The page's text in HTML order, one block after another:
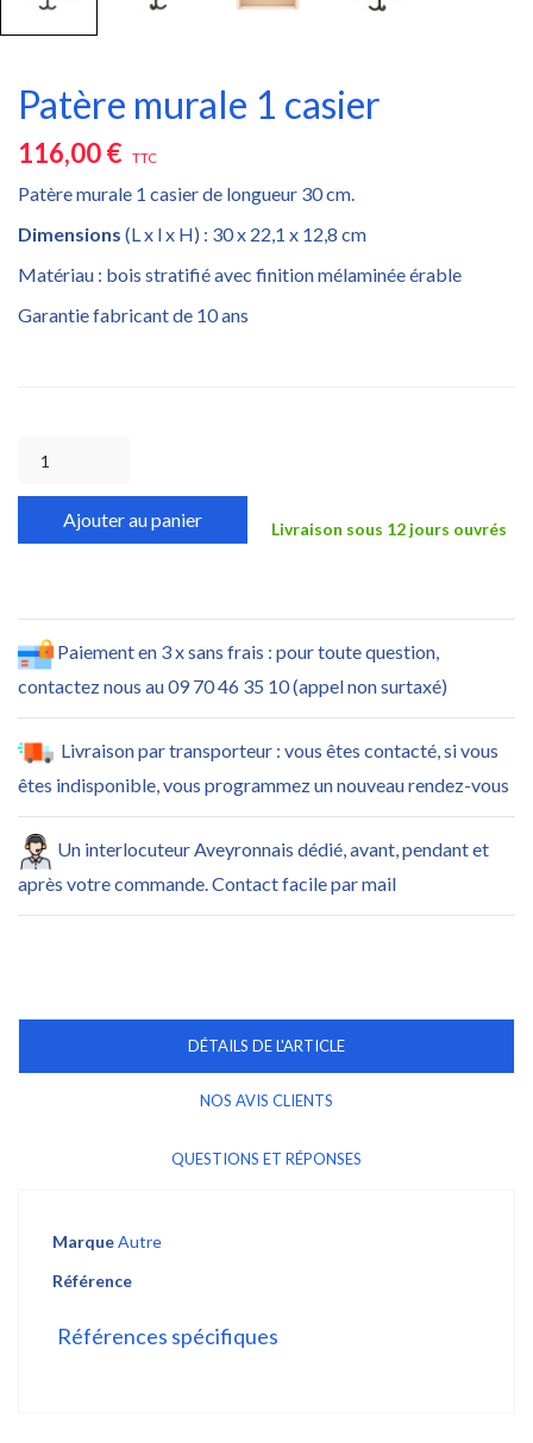
Patère murale 1 casier
116,00 € TTC
Patère murale 1 casier de longueur 30 cm.
Dimensions (L x l x H) : 30 x 22,1 x 12,8 cm
Matériau : bois stratifié avec finition mélaminée érable
Garantie fabricant de 10 ans
Ajouter au panier Livraison sous 12 jours ouvrés
Paiement en 3 x sans frais : pour toute question,
contactez nous au 09 70 46 35 10 (appel non surtaxé)
Livraison par transporteur : vous êtes contacté, si vous
êtes indisponible, vous programmez un nouveau rendez-vous
Un interlocuteur Aveyronnais dédié, avant, pendant et
après votre commande. Contact facile par mail
DÉTAILS DE L'ARTICLE
NOS AVIS CLIENTS
QUESTIONS ET RÉPONSES
MarqueAutre
Référence
Références spécifiques